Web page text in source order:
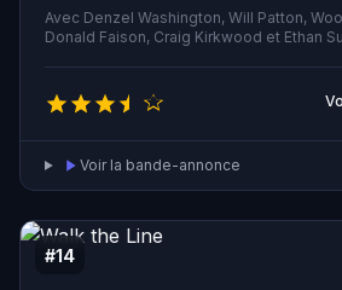
tensions raciales de la ville,
l'équipe de football et son entraîneur
désormais travailler sous la
américain. Malgré leurs différences,
finissent par trouver un terrain
aux joueurs des valeurs qui leur
des champions respectés.
Avec Denzel Washington, Will Patton,
Donald Faison, Craig Kirkwood et Ethan
Voir la bande-annonce
#14